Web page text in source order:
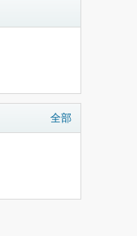
全部